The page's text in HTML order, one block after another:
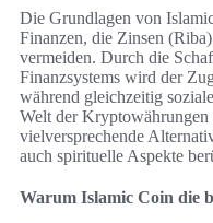
Die Grundlagen von
Finanzen, die Zinsen
vermeiden. Durch die
Finanzsystems wird der
während gleichzeitig
Welt der
vielversprechende
auch spirituelle Aspekte
Warum Islamic Coin die